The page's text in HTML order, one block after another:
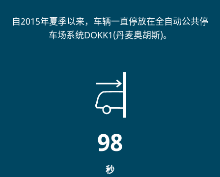
自2015年夏季以来，车辆一直停放在全自动公共停
车场系统DOKK1(丹麦奥胡斯)。
98
秒